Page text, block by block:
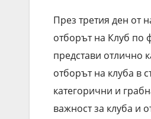
През третия ден от
отборът на Клуб по
представи отлично
отборът на клуба в
категорични и
важност за клуба и